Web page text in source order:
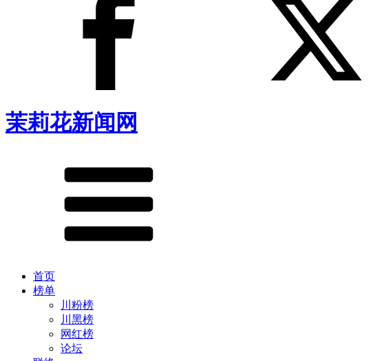
茉莉花新闻网
首页
榜单
川粉榜
川黑榜
网红榜
论坛